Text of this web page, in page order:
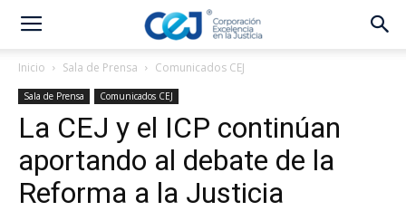
Inicio Sala de Prensa Comunicados CEJ
Sala de Prensa Comunicados CEJ
La CEJ y el ICP continúan
aportando al debate de la
Reforma a la Justicia